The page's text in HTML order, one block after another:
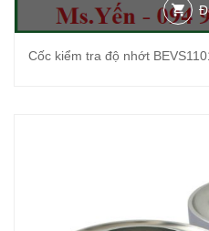
Cốc kiểm tra độ nhớt